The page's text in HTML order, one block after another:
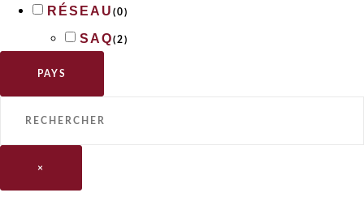
RÉSEAU (0)
SAQ(2)
PAYS
×